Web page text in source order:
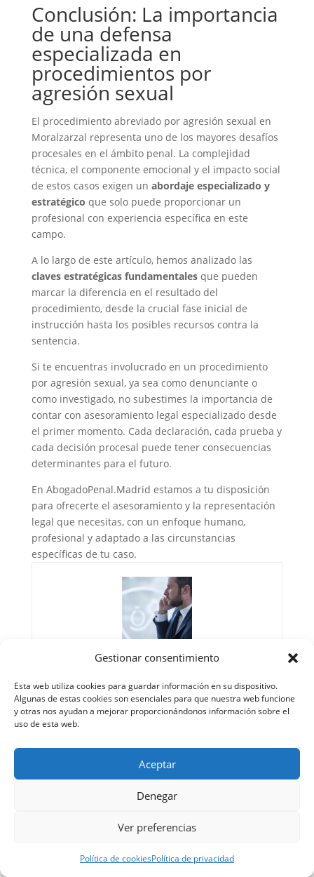
Gestionar consentimiento
Esta web utiliza cookies para guardar información en su dispositivo.
Algunas de estas cookies son esenciales para que nuestra web funcione
y otras nos ayudan a mejorar proporcionándonos información sobre el
uso de esta web.
Aceptar
Denegar
Ver preferencias
Política de cookiesPolítica de privacidad
Conclusión: La importancia
de una defensa
especializada en
procedimientos por
agresión sexual
El procedimiento abreviado por agresión sexual en
Moralzarzal representa uno de los mayores desafíos
procesales en el ámbito penal. La complejidad
técnica, el componente emocional y el impacto social
de estos casos exigen un abordaje especializado y
estratégico que solo puede proporcionar un
profesional con experiencia específica en este
campo.
A lo largo de este artículo, hemos analizado las
claves estratégicas fundamentalesque pueden
marcar la diferencia en el resultado del
procedimiento, desde la crucial fase inicial de
instrucción hasta los posibles recursos contra la
sentencia.
Si te encuentras involucrado en un procedimiento
por agresión sexual, ya sea como denunciante o
como investigado, no subestimes la importancia de
contar con asesoramiento legal especializado desde
el primer momento. Cada declaración, cada prueba y
cada decisión procesal puede tener consecuencias
determinantes para el futuro.
En AbogadoPenal.Madrid estamos a tu disposición
para ofrecerte el asesoramiento y la representación
legal que necesitas, con un enfoque humano,
profesional y adaptado a las circunstancias
específicas de tu caso.
Abogado ejerciente del ICAM con más de 15 años
de experiencia. Colegiado del Ilustre Colegio de
colegiado 128.064. Especializado en Derecho
Penal. Actual Director del bufete Ródenas
Abogados y Asociados S.L.U. Licenciado en
Derecho por la Universidad Instituto de Estudios
Abogacía.